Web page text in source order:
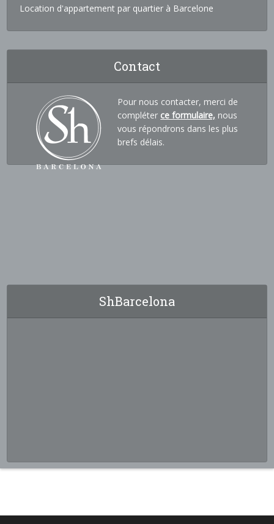
Location d'appartement par quartier à Barcelone
Contact
Pour nous contacter, merci de
compléter ce formulaire, nous
vous répondrons dans les plus
brefs délais.
ShBarcelona